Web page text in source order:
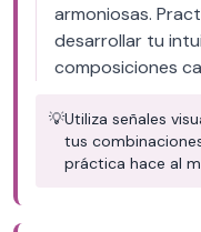
armoniosas.
desarrollar tu
composiciones
💡Utiliza señales
tus
práctica hace al